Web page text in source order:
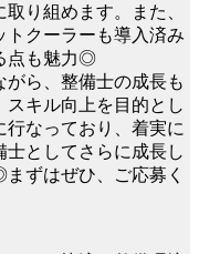
り組めます。また、
トクーラーも導入済み
点も魅力◎
ら、整備士の成長も
キル向上を目的とし
なっており、着実に
士としてさらに成長し
ずはぜひ、ご応募く